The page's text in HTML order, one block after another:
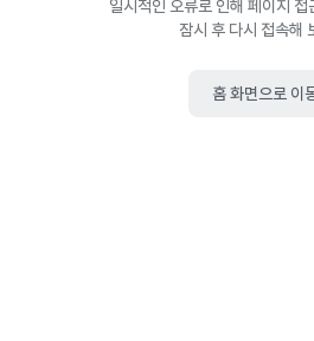
일시적인 오류로 인해 페이지 접
잠시 후 다시 접속해
홈 화면으로 이